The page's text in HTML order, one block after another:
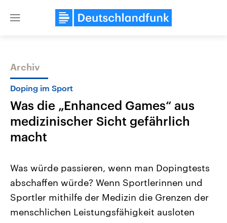
Close
Themen
2026
Alle Informationen
Sachsen-Anhalt wählt am 6.
September 2026 einen neuen
Landtag. Seit 2021 wird das
Aktuelle Beiträge,
Hintergründe
Wirtschaftlich und
gehören die Vereinigten
den mächtigsten Ländern
Archiv
Doping im Sport
Was die „Enhanced Games“ aus
medizinischer Sicht gefährlich
macht
Was würde passieren, wenn man Dopingtests
abschaffen würde? Wenn Sportlerinnen und
Sportler mithilfe der Medizin die Grenzen der
menschlichen Leistungsfähigkeit ausloten